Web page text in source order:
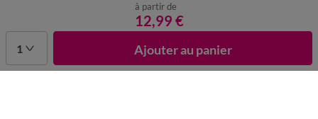
à partir de
12,99 €
1 Ajouter au panier
Données personnelles